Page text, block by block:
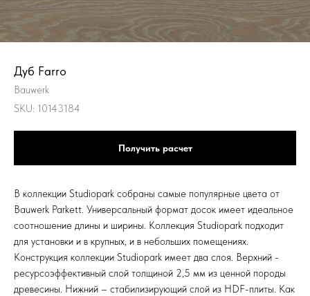
Дуб Farro
Bauwerk
SKU: 10143184
Получить расчет
В коллекции Studiopark собраны самые популярные цвета от
Bauwerk Parkett. Универсальный формат досок имеет идеальное
соотношение длины и ширины. Коллекция Studiopark подходит
для установки и в крупных, и в небольших помещениях.
Конструкция коллекции Studiopark имеет два слоя. Верхний -
ресурсоэффективный слой толщиной 2,5 мм из ценной породы
древесины. Нижний – стабилизирующий слой из HDF-плиты. Как